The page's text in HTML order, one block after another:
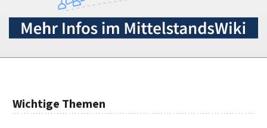
Wichtige Themen